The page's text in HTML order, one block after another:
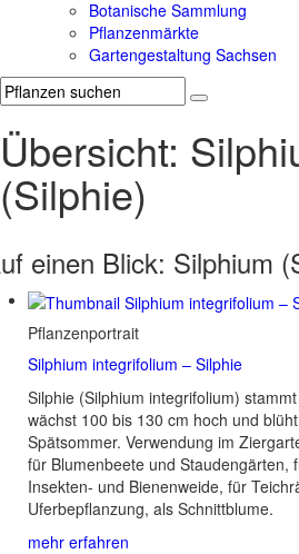
Botanische Sammlung
Pflanzenmärkte
Gartengestaltung Sachsen
Übersicht:
(Silphie)
einen Blick: Silphium
Pflanzenportrait
Silphium integrifolium – Silphie
Silphie (Silphium integrifolium)
wächst 100 bis 130 cm hoch und
Spätsommer. Verwendung im
für Blumenbeete und Staudengärten,
Insekten- und Bienenweide, für
Uferbepflanzung, als Schnittblume.
mehr erfahren